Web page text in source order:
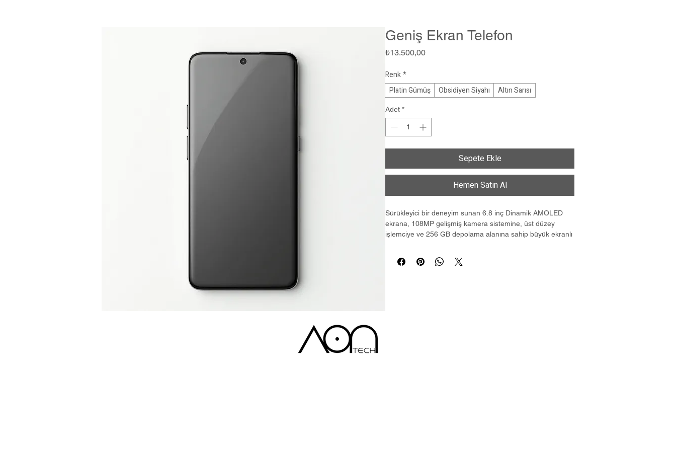
Geniş Ekran Telefon
₺13.500,00Fiyat
Renk*
Platin Gümüş
Obsidiyen Siyahı Altın Sarısı
Adet *
Sepete Ekle
Hemen Satın Al
Sürükleyici bir deneyim sunan 6.8 inç Dinamik AMOLED
ekrana, 108MP gelişmiş kamera sistemine, üst düzey
işlemciye ve 256 GB depolama alanına sahip büyük ekranlı